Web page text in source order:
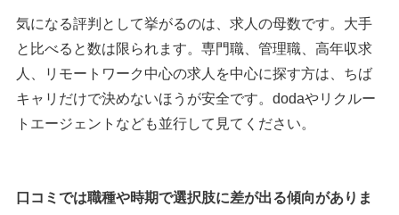
気になる評判として挙がるのは、求人の母数です。大手
と比べると数は限られます。専門職、管理職、高年収求
人、リモートワーク中心の求人を中心に探す方は、ちば
キャリだけで決めないほうが安全です。dodaやリクルー
トエージェントなども並行して見てください。
口コミでは職種や時期で選択肢に差が出る傾向がありま